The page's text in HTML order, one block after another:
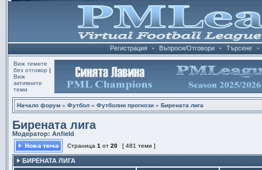
Регистрация • Въпроси/Отговори • Търсене •
Виж темите
без отговор |
Виж
активните
теми
Начало форум » Футбол » Футболни прогнози » Бирената лига
Бирената лига
Модератор: Anfield
Страница 1 от 20 [ 481 теми ]
БИРЕНАТА ЛИГА